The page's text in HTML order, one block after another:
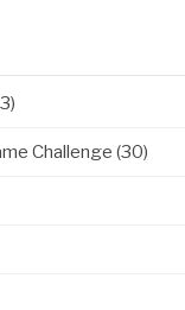
Challenge (30)